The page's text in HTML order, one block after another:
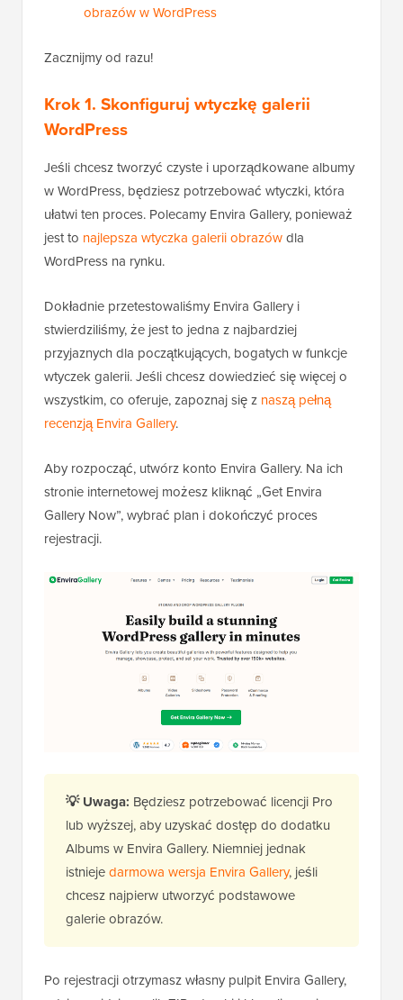
obrazów w WordPress
Zacznijmy od razu!
Krok 1. Skonfiguruj wtyczkę galerii
WordPress
Jeśli chcesz tworzyć czyste i uporządkowane albumy
w WordPress, będziesz potrzebować wtyczki, która
ułatwi ten proces. Polecamy Envira Gallery, ponieważ
jest to najlepsza wtyczka galerii obrazówdla
WordPress na rynku.
Dokładnie przetestowaliśmy Envira Gallery i
stwierdziliśmy, że jest to jedna z najbardziej
przyjaznych dla początkujących, bogatych w funkcje
wtyczek galerii. Jeśli chcesz dowiedzieć się więcej o
wszystkim, co oferuje, zapoznaj się z naszą pełną
recenzją Envira Gallery.
Aby rozpocząć, utwórz konto Envira Gallery. Na ich
stronie internetowej możesz kliknąć „Get Envira
Gallery Now”, wybrać plan i dokończyć proces
rejestracji.
💡 Uwaga: Będziesz potrzebować licencji Pro
lub wyższej, aby uzyskać dostęp do dodatku
Albums w Envira Gallery. Niemniej jednak
istniejedarmowa wersja Envira Gallery, jeśli
chcesz najpierw utworzyć podstawowe
galerie obrazów.
Po rejestracji otrzymasz własny pulpit Envira Gallery,